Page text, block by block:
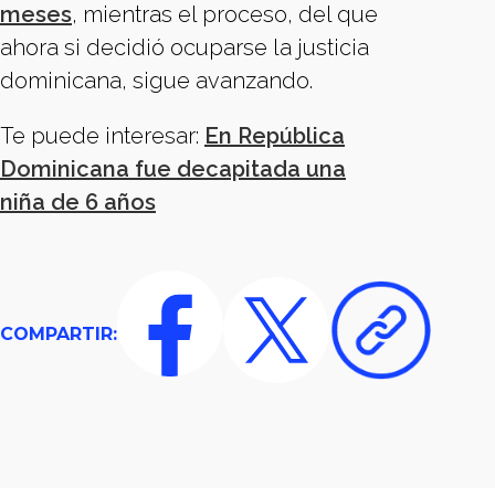
meses, mientras el proceso, del que
ahora si decidió ocuparse la justicia
dominicana, sigue avanzando.
Te puede interesar: En República
Dominicana fue decapitada una
niña de 6 años
COMPARTIR: